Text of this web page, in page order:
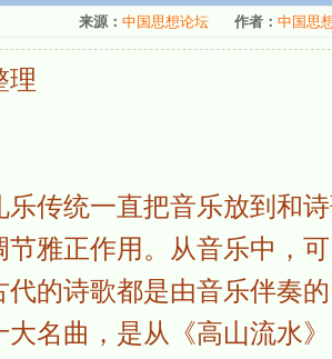
来源： 中国思想论坛 作者： 中国思
统一直把音乐放到和诗
节雅正作用。从音乐中，
代的诗歌都是由音乐伴奏
大名曲，是从《高山流水